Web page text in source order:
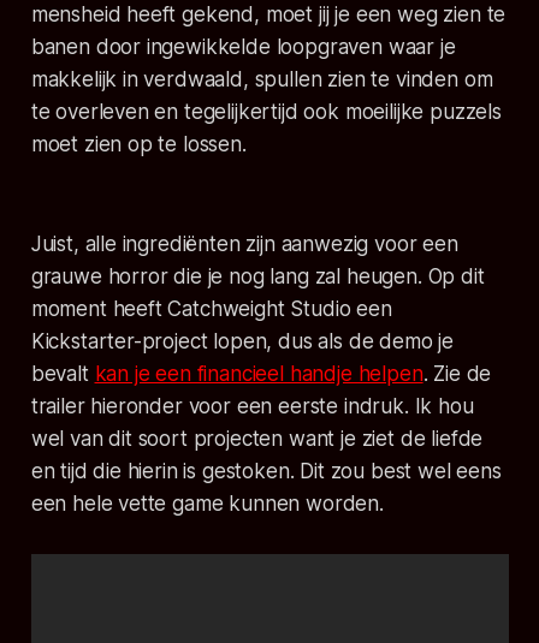
mensheid heeft gekend, moet jij je een weg zien te
banen door ingewikkelde loopgraven waar je
makkelijk in verdwaald, spullen zien te vinden om
te overleven en tegelijkertijd ook moeilijke puzzels
moet zien op te lossen.
Juist, alle ingrediënten zijn aanwezig voor een
grauwe horror die je nog lang zal heugen. Op dit
moment heeft Catchweight Studio een
Kickstarter-project lopen, dus als de demo je
bevalt kan je een financieel handje helpen. Zie de
trailer hieronder voor een eerste indruk. Ik hou
wel van dit soort projecten want je ziet de liefde
en tijd die hierin is gestoken. Dit zou best wel eens
een hele vette game kunnen worden.